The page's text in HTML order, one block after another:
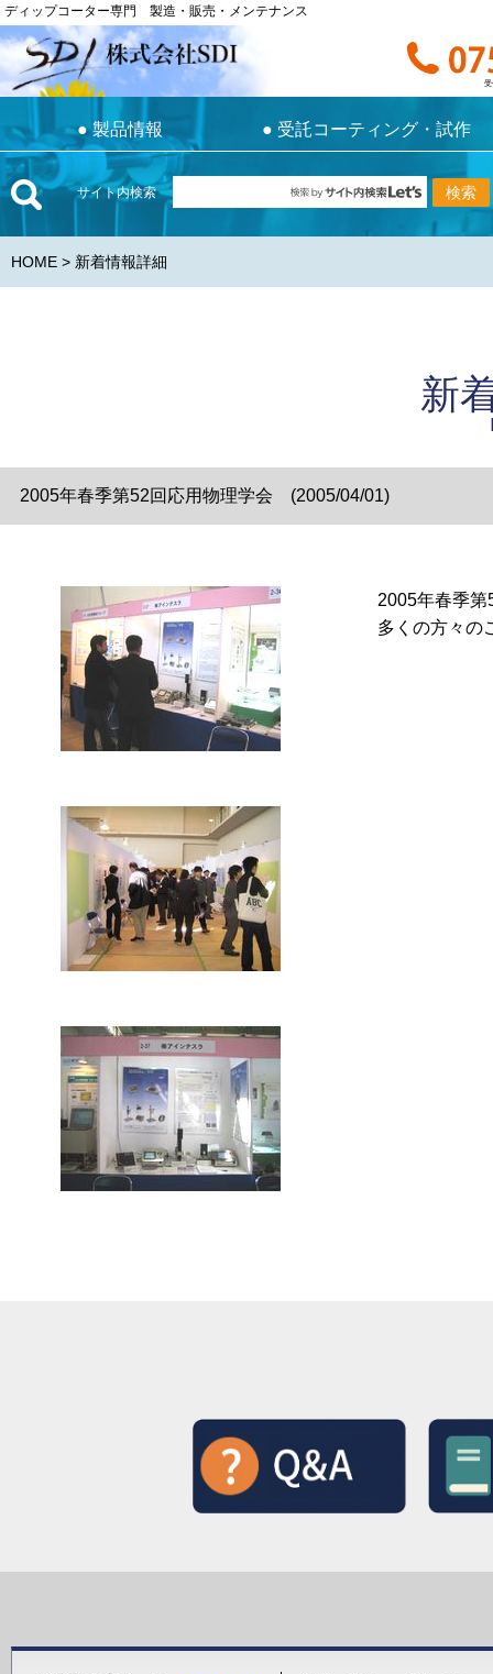
ディップコーター専門 製造・販売・メンテナンス
受
●製品情報 ● 受託コーティング・試作
ディップコーター専門 製造・販売・メンテナンス
受付時間
●製品情報 受託コーティング・試作
サイト内検索
HOME> 新着情報詳細
新
2005年春季第52回応用物理学会 (2005/04/01)
2005年春季
多くの方々の